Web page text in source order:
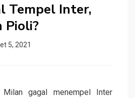
Tempel Inter,
Pioli?
5, 2021
gagal menempel Inter